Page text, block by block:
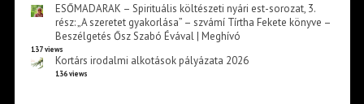
ESŐMADARAK – Spirituális költészeti nyári est-sorozat, 3.
rész: „A szeretet gyakorlása” – szvámí Tírtha Fekete könyve –
Beszélgetés Ősz Szabó Évával | Meghívó
137 views
Kortárs irodalmi alkotások pályázata 2026
136 views